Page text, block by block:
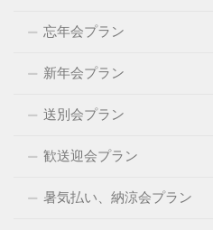
忘年会プラン
新年会プラン
送別会プラン
歓送迎会プラン
暑気払い、納涼会プラン